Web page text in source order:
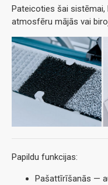
Pateicoties šai
atmosfēru mājās vai
Papildu funkcijas:
Pašattīrīšanās —